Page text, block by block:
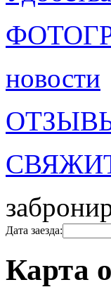
новости
Дата заезда:
Карта